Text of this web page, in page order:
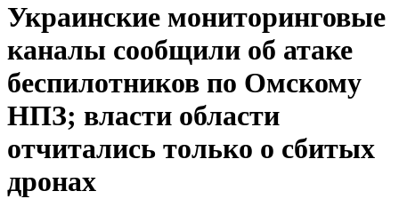
Украинские мониторинговые
каналы сообщили об атаке
беспилотников по Омскому
НПЗ; власти области
отчитались только о сбитых
дронах